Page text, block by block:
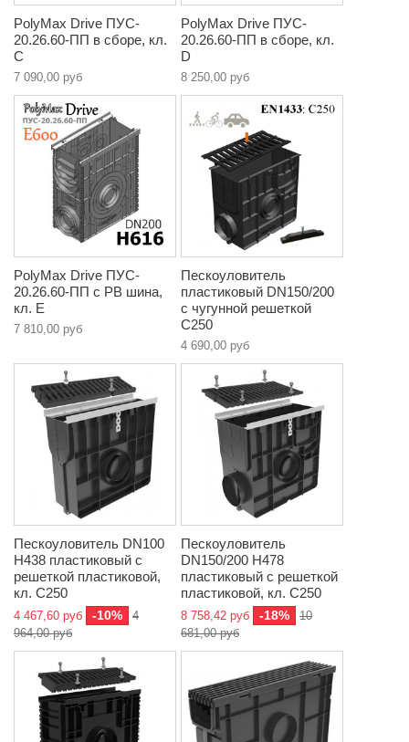
PolyMax Drive ПУC-
20.26.60-ПП в сборе, кл.
C
7 090,00 руб
PolyMax Drive ПУC-
20.26.60-ПП в сборе, кл.
D
8 250,00 руб
PolyMax Drive ПУC-
20.26.60-ПП c РВ шина,
кл. E
7 810,00 руб
Пескоуловитель
пластиковый DN150/200
с чугунной решеткой
C250
4 690,00 руб
Пескоуловитель DN100
H438 пластиковый с
решеткой пластиковой,
кл. C250
4 467,60 руб -10%
4
964,00 руб
Пескоуловитель
DN150/200 H478
пластиковый с решеткой
пластиковой, кл. C250
8 758,42 руб -18%
10
681,00 руб